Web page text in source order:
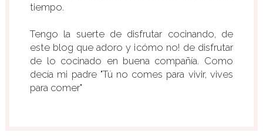
tiempo.
Tengo la suerte de disfrutar cocinando, de
este blog que adoro y ¡cómo no! de disfrutar
de lo cocinado en buena compañía. Como
decía mi padre "Tú no comes para vivir, vives
para comer"